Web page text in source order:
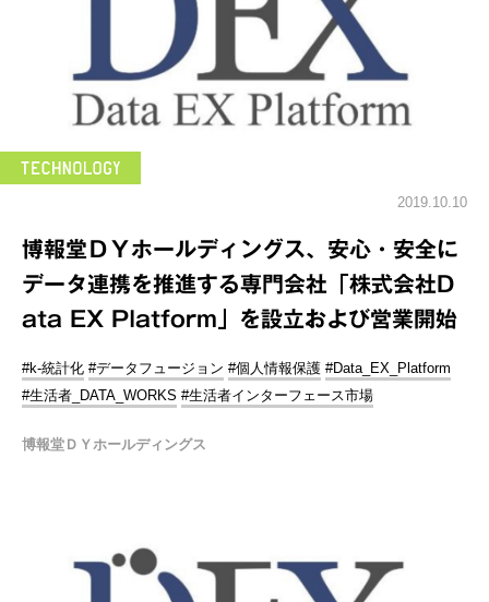
2019.10.10
博報堂ＤＹホールディングス、安心・安全に
データ連携を推進する専門会社「株式会社D
ata EX Platform」を設立および営業開始
#k-統計化 #データフュージョン #個人情報保護 #Data_EX_Platform
#生活者_DATA_WORKS #生活者インターフェース市場
博報堂ＤＹホールディングス